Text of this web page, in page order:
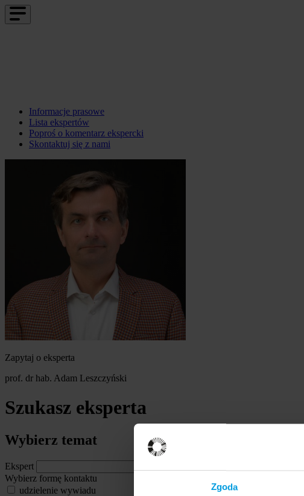
Zgoda
Informacje prasowe
Lista ekspertów
Poproś o komentarz ekspercki
Skontaktuj się z nami
Zapytaj o eksperta
prof. dr hab. Adam Leszczyński
Szukasz eksperta
Wybierz temat
Ekspert
Wybierz formę kontaktu
udzielenie wywiadu